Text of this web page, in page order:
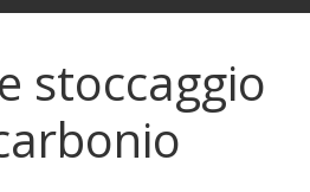
stoccaggio